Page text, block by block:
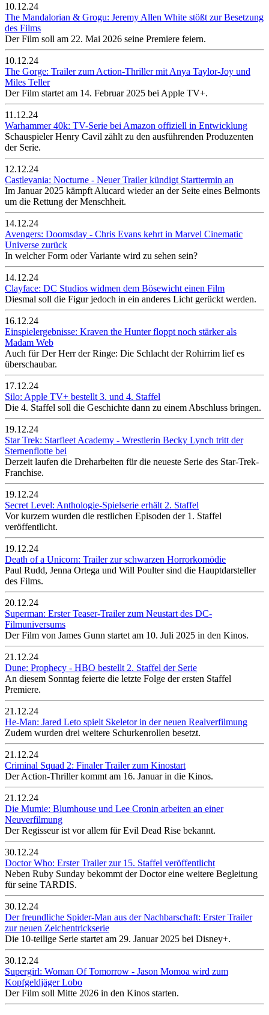
10.12.24
The Mandalorian & Grogu: Jeremy Allen White stößt zur Besetzung
des Films
Der Film soll am 22. Mai 2026 seine Premiere feiern.
10.12.24
The Gorge: Trailer zum Action-Thriller mit Anya Taylor-Joy und
Miles Teller
Der Film startet am 14. Februar 2025 bei Apple TV+.
11.12.24
Warhammer 40k: TV-Serie bei Amazon offiziell in Entwicklung
Schauspieler Henry Cavil zählt zu den ausführenden Produzenten
der Serie.
12.12.24
Castlevania: Nocturne - Neuer Trailer kündigt Starttermin an
Im Januar 2025 kämpft Alucard wieder an der Seite eines Belmonts
um die Rettung der Menschheit.
14.12.24
Avengers: Doomsday - Chris Evans kehrt in Marvel Cinematic
Universe zurück
In welcher Form oder Variante wird zu sehen sein?
14.12.24
Clayface: DC Studios widmen dem Bösewicht einen Film
Diesmal soll die Figur jedoch in ein anderes Licht gerückt werden.
16.12.24
Einspielergebnisse: Kraven the Hunter floppt noch stärker als
Madam Web
Auch für Der Herr der Ringe: Die Schlacht der Rohirrim lief es
überschaubar.
17.12.24
Silo: Apple TV+ bestellt 3. und 4. Staffel
Die 4. Staffel soll die Geschichte dann zu einem Abschluss bringen.
19.12.24
Star Trek: Starfleet Academy - Wrestlerin Becky Lynch tritt der
Sternenflotte bei
Derzeit laufen die Dreharbeiten für die neueste Serie des Star-Trek-
Franchise.
19.12.24
Secret Level: Anthologie-Spielserie erhält 2. Staffel
Vor kurzem wurden die restlichen Episoden der 1. Staffel
veröffentlicht.
19.12.24
Death of a Unicorn: Trailer zur schwarzen Horrorkomödie
Paul Rudd, Jenna Ortega und Will Poulter sind die Hauptdarsteller
des Films.
20.12.24
Superman: Erster Teaser-Trailer zum Neustart des DC-
Filmuniversums
Der Film von James Gunn startet am 10. Juli 2025 in den Kinos.
21.12.24
Dune: Prophecy - HBO bestellt 2. Staffel der Serie
An diesem Sonntag feierte die letzte Folge der ersten Staffel
Premiere.
21.12.24
He-Man: Jared Leto spielt Skeletor in der neuen Realverfilmung
Zudem wurden drei weitere Schurkenrollen besetzt.
21.12.24
Criminal Squad 2: Finaler Trailer zum Kinostart
Der Action-Thriller kommt am 16. Januar in die Kinos.
21.12.24
Die Mumie: Blumhouse und Lee Cronin arbeiten an einer
Neuverfilmung
Der Regisseur ist vor allem für Evil Dead Rise bekannt.
30.12.24
Doctor Who: Erster Trailer zur 15. Staffel veröffentlicht
Neben Ruby Sunday bekommt der Doctor eine weitere Begleitung
für seine TARDIS.
30.12.24
Der freundliche Spider-Man aus der Nachbarschaft: Erster Trailer
zur neuen Zeichentrickserie
Die 10-teilige Serie startet am 29. Januar 2025 bei Disney+.
30.12.24
Supergirl: Woman Of Tomorrow - Jason Momoa wird zum
Kopfgeldjäger Lobo
Der Film soll Mitte 2026 in den Kinos starten.